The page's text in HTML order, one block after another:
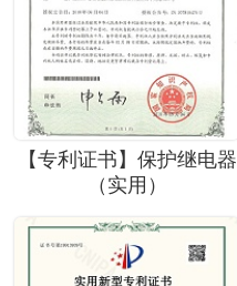
【专利证书】保护继电器
（实用）